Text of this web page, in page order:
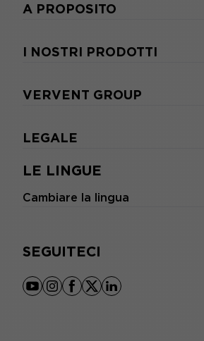
LE LINGUE
Cambiare la lingua
SEGUITECI
youtube
instagram
facebook
x linkedin
A PROPOSITO
I NOSTRI PRODOTTI
VERVENT GROUP
LEGALE